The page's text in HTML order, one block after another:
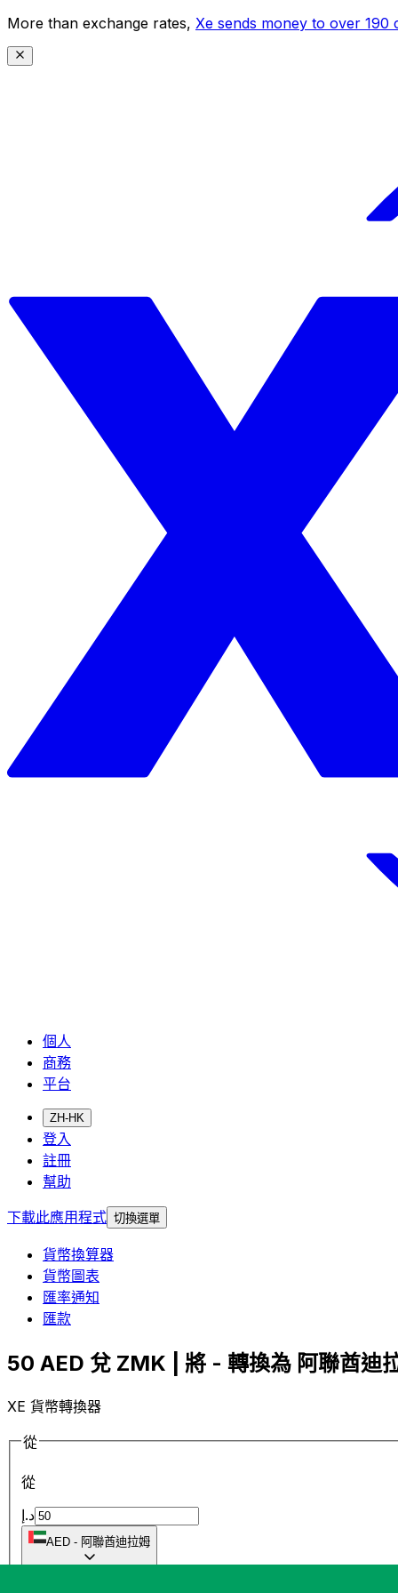
More than exchange rates, Xe sends money to over 190
個人
商務
平台
ZH-HK
登入
註冊
幫助
下載此應用程式 切換選單
貨幣換算器
貨幣圖表
匯率通知
匯款
50 AED 兌 ZMK | 將 - 轉換為 阿聯酋迪
XE 貨幣轉換器
從
從
د.إ
AED - 阿聯酋迪拉姆